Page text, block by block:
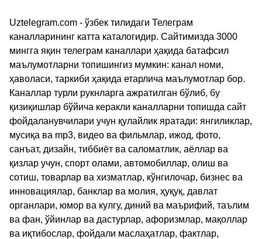
Uztelegram.com - ўзбек тилидаги Телеграм
каналларининг катта каталогидир. Сайтимизда 3000
мингга яқин телеграм каналлари ҳақида батафсил
маълумотларни топишингиз мумкин: канал номи,
ҳаволаси, таркиби ҳақида етарлича маълумотлар бор.
Каналлар турли рукнларга ажратилган бўлиб, бу
қизиқишлар бўйича керакли каналларни топишда сайт
фойдаланувчилари учун қулайлик яратади: янгиликлар,
мусиқа ва mp3, видео ва фильмлар, ижод, фото,
санъат, дизайн, тиббиёт ва саломатлик, аёллар ва
қизлар учун, спорт олами, автомобиллар, олиш ва
сотиш, товарлар ва хизматлар, кўнгилочар, бизнес ва
инновациялар, банклар ва молия, ҳуқуқ, давлат
органлари, юмор ва кулгу, диний ва маърифий, таълим
ва фан, ўйинлар ва дастурлар, афоризмлар, мақоллар
ва иқтибослар, фойдали маслаҳатлар, фактлар,